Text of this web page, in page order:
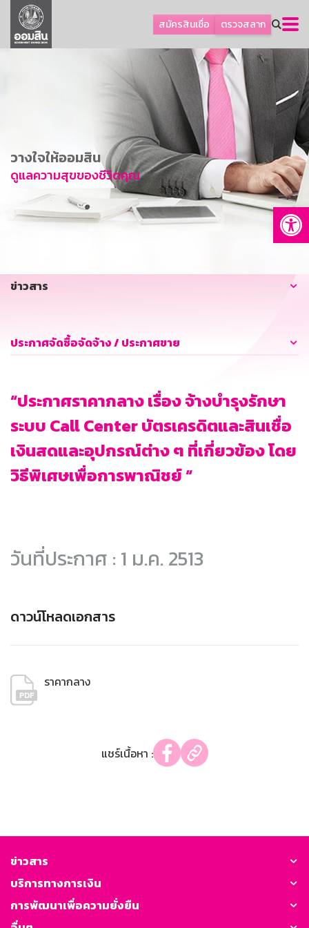
สมัครสินเชื่อ ตรวจสลาก
ลูกค้าธุรกิจ
ลูกค้าผู้ประกอบรายย่อย
การพัฒนาที่ยั่งยืน
ข่าวสาร
บริการทางการเงิน
อื่นๆ
วางใจให้ออมสิน
ดูแลความสุขของชีวิตคุณ
ข่าวสาร
ประกาศจัดซื้อจัดจ้าง / ประกาศขาย
“ประกาศราคากลาง เรื่อง จ้างบำรุงรักษา
ระบบ Call Center บัตรเครดิตและสินเชื่อ
เงินสดและอุปกรณ์ต่าง ๆ ที่เกี่ยวข้อง โดย
วิธีพิเศษเพื่อการพาณิชย์ “
วันที่ประกาศ : 1 ม.ค. 2513
ดาวน์โหลดเอกสาร
ราคากลาง
แชร์เนื้อหา :
ข่าวสาร
บริการทางการเงิน
การพัฒนาเพื่อความยั่งยืน